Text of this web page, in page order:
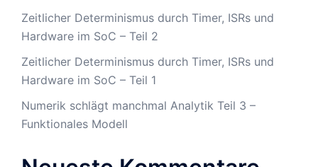
Zeitlicher Determinismus durch Timer, ISRs und
Hardware im SoC – Teil 2
Zeitlicher Determinismus durch Timer, ISRs und
Hardware im SoC – Teil 1
Numerik schlägt manchmal Analytik Teil 3 –
Funktionales Modell